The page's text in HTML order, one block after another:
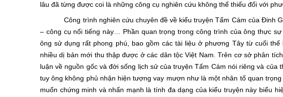
lâu đã từng được coi là những công cụ nghiên cứu không thể thiếu đối với
Công trình nghiên cứu chuyên đề về kiểu truyện Tấm Cám của Đinh
– công cụ nổi tiếng này… Phần quan trọng trong công trình của ông thực
ông sử dụng rất phong phú, bao gồm các tài liệu ở phương Tây từ cuối
nhiều dị bản mới thu thập được ở các dân tộc Việt Nam. Trên cơ sở phân
luận về nguồn gốc và đời sống lịch sử của truyện Tấm Cám nói riêng và
tuy ông không phủ nhận hiện tượng vay mượn như là một nhân tố quan
muốn chứng minh và nhấn mạnh là tính đa dạng của kiểu truyện này biểu